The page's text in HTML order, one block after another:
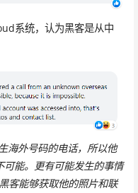
系统，认为黑客是从中
海外号码的电话，所以他
能。更有可能发生的事情
客能够获取他的照片和联